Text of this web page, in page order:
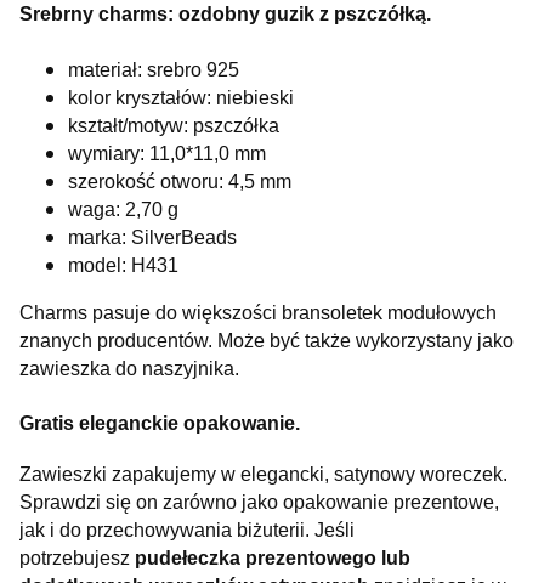
Srebrny charms: ozdobny guzik z pszczółką.
materiał: srebro 925
kolor kryształów: niebieski
kształt/motyw: pszczółka
wymiary: 11,0*11,0 mm
szerokość otworu: 4,5 mm
waga: 2,70 g
marka: SilverBeads
model: H431
Charms pasuje do większości bransoletek modułowych
znanych producentów. Może być także wykorzystany jako
zawieszka do naszyjnika.
Gratis eleganckie opakowanie.
Zawieszki zapakujemy w elegancki, satynowy woreczek.
Sprawdzi się on zarówno jako opakowanie prezentowe,
jak i do przechowywania biżuterii. Jeśli
potrzebujesz pudełeczka prezentowego lub